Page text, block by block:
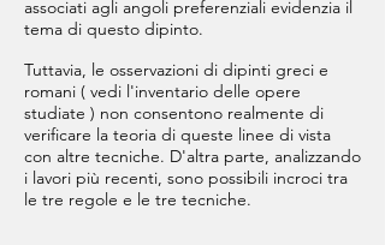
associati agli angoli preferenziali evidenzia il
tema di questo dipinto.
Tuttavia, le osservazioni di dipinti greci e
romani ( vedi l'inventario delle opere
studiate ) non consentono realmente di
verificare la teoria di queste linee di vista
con altre tecniche. D'altra parte, analizzando
i lavori più recenti, sono possibili incroci tra
le tre regole e le tre tecniche.